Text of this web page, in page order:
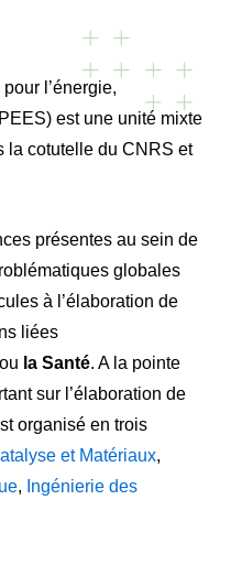
l’énergie,
est une unité mixte
la cotutelle du CNRS et
présentes au sein de
globales
à l’élaboration de
liées
ou la Santé. A la pointe
sur l’élaboration de
organisé en trois
et Matériaux,
, Ingénierie des